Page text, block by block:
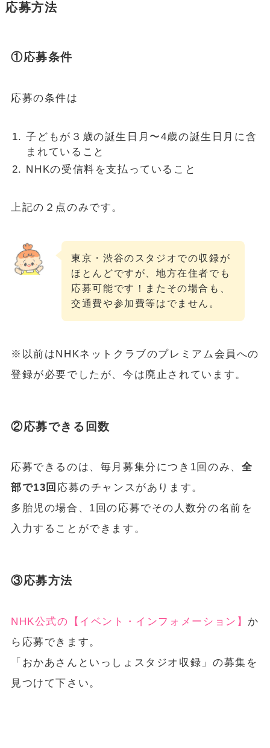
応募方法
①応募条件
応募の条件は
子どもが３歳の誕生日月〜4歳の誕生日月に含
まれていること
NHKの受信料を支払っていること
上記の２点のみです。
東京・渋谷のスタジオでの収録が
ほとんどですが、地方在住者でも
応募可能です！またその場合も、
交通費や参加費等はでません。
※以前はNHKネットクラブのプレミアム会員への
登録が必要でしたが、今は廃止されています。
②応募できる回数
応募できるのは、毎月募集分につき1回のみ、 全
部で13回 応募のチャンスがあります。
多胎児の場合、1回の応募でその人数分の名前を
入力することができます。
③応募方法
NHK公式の【イベント・インフォメーション】 か
ら応募できます。
「おかあさんといっしょスタジオ収録」の募集を
見つけて下さい。